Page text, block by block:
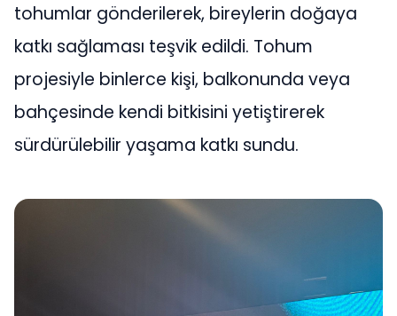
tohumlar gönderilerek, bireylerin doğaya
katkı sağlaması teşvik edildi. Tohum
projesiyle binlerce kişi, balkonunda veya
bahçesinde kendi bitkisini yetiştirerek
sürdürülebilir yaşama katkı sundu.